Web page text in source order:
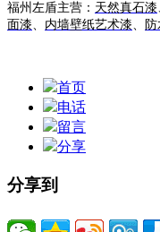
福州左盾主营： 天然真石漆
面漆、 内墙壁纸艺术漆、
首页
电话
留言
分享
分享到